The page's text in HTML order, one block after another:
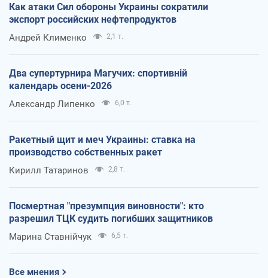
Как атаки Сил обороны Украины сократили
экспорт российских нефтепродуктов
Андрей Клименко 2,1 т.
Два супертурнира Магучих: спортивній
календарь осени-2026
Александр Липенко 6,0 т.
Ракетный щит и меч Украины: ставка на
производство собственных ракет
Кирилл Татаринов 2,8 т.
Посмертная "презумпция виновности": кто
разрешил ТЦК судить погибших защитников
Марина Ставнійчук 6,5 т.
Все мнения